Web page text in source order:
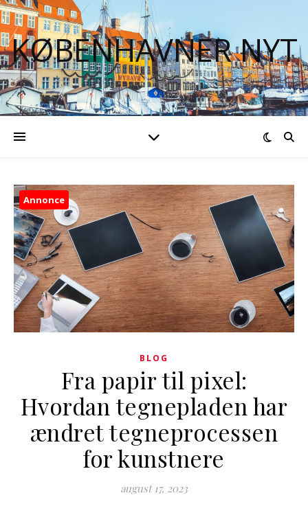
KØBENHAVNER NYT
Annonce
BLOG
Fra papir til pixel:
Hvordan tegnepladen har
ændret tegneprocessen
for kunstnere
august 17, 2023